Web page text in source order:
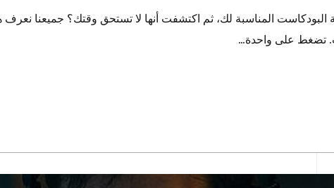
المناسبة لك، ثم اكتشفت أنها لا تستحق وقتك؟ جميعنا نعرف
تضغط على واحدة…